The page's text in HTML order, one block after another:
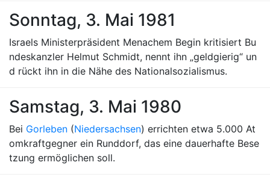
Sonntag, 3. Mai 1981
Israels Ministerpräsident Menachem Begin kritisiert Bu
ndeskanzler Helmut Schmidt, nennt ihn „geldgierig“ un
d rückt ihn in die Nähe des Nationalsozialismus.
Samstag, 3. Mai 1980
Bei Gorleben (Niedersachsen) errichten etwa 5.000 At
omkraftgegner ein Runddorf, das eine dauerhafte Bese
tzung ermöglichen soll.